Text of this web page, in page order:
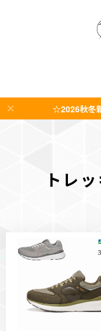
☆2026秋冬
トレ